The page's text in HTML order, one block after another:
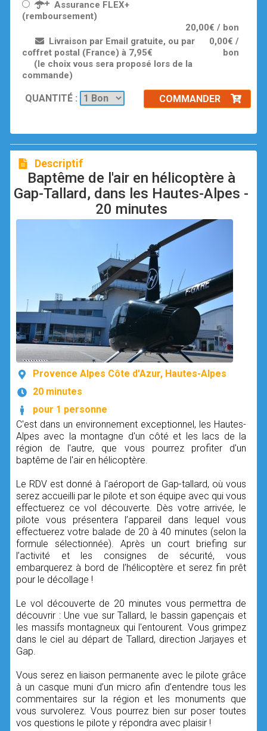
Assurance FLEX+
(remboursement)
20,00€ / bon
Livraison par Email gratuite, ou par
coffret postal (France) à 7,95€
(le choix vous sera proposé lors de la
commande)
0,00€ /
bon
QUANTITÉ : COMMANDER
Descriptif
Baptême de l'air en hélicoptère à
Gap-Tallard, dans les Hautes-Alpes -
20 minutes
Provence Alpes Côte d'Azur, Hautes-Alpes
20 minutes
pour 1 personne
C'est dans un environnement exceptionnel, les Hautes-
Alpes avec la montagne d'un côté et les lacs de la
région de l'autre, que vous pourrez profiter d'un
baptême de l'air en hélicoptère.
Le RDV est donné à l'aéroport de Gap-tallard, où vous
serez accueilli par le pilote et son équipe avec qui vous
effectuerez ce vol découverte. Dès votre arrivée, le
pilote vous présentera l’appareil dans lequel vous
effectuerez votre balade de 20 à 40 minutes (selon la
formule sélectionnée). Après un court briefing sur
l’activité et les consignes de sécurité, vous
embarquerez à bord de l’hélicoptère et serez fin prêt
pour le décollage !
Le vol découverte de 20 minutes vous permettra de
découvrir : Une vue sur Tallard, le bassin gapençais et
les massifs montagneux qui l'entourent. Vous grimpez
dans le ciel au départ de Tallard, direction Jarjayes et
Gap.
Vous serez en liaison permanente avec le pilote grâce
à un casque muni d’un micro afin d’entendre tous les
commentaires sur la région et les monuments que
vous survolerez. Vous pourrez bien sur poser toutes
vos questions le pilote y répondra avec plaisir !